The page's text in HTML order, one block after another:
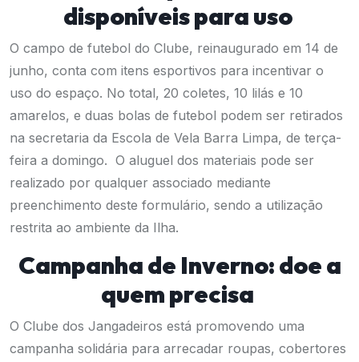
disponíveis para uso
O campo de futebol do Clube, reinaugurado em 14 de
junho, conta com itens esportivos para incentivar o
uso do espaço. No total, 20 coletes, 10 lilás e 10
amarelos, e duas bolas de futebol podem ser retirados
na secretaria da Escola de Vela Barra Limpa, de terça-
feira a domingo. O aluguel dos materiais pode ser
realizado por qualquer associado mediante
preenchimento deste formulário, sendo a utilização
restrita ao ambiente da Ilha.
Campanha de Inverno: doe a
quem precisa
O Clube dos Jangadeiros está promovendo uma
campanha solidária para arrecadar roupas, cobertores